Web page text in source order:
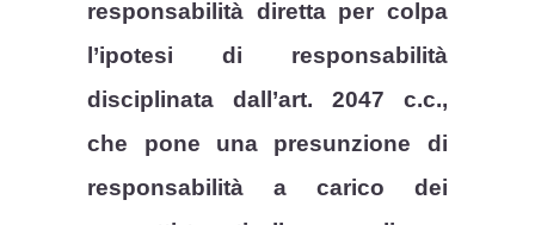
responsabilità diretta per colpa
l’ipotesi di responsabilità
disciplinata dall’art. 2047 c.c.,
che pone una presunzione di
responsabilità a carico dei